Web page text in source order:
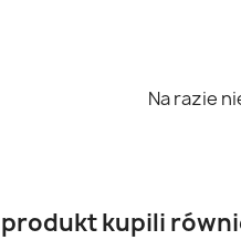
Na razie
kupili